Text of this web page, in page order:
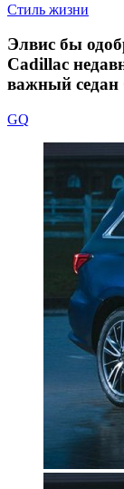
Стиль жизни
Элвис бы
Cadillac
важный седан
GQ